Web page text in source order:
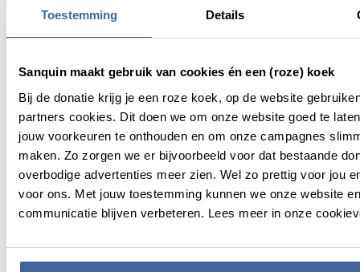
Toestemming Details
Sanquin maakt gebruik van cookies én een (roze) koek
Bij de donatie krijg je een roze koek, op de website
partners cookies. Dit doen we om onze website goed te
jouw voorkeuren te onthouden en om onze campagnes
maken. Zo zorgen we er bijvoorbeeld voor dat bestaande
overbodige advertenties meer zien. Wel zo prettig voor jou
voor ons. Met jouw toestemming kunnen we onze website en
communicatie blijven verbeteren. Lees meer in onze